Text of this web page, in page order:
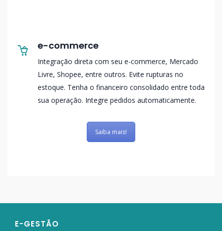
e-commerce
Integração direta com seu e-commerce, Mercado
Livre, Shopee, entre outros. Evite rupturas no
estoque. Tenha o financeiro consolidado entre toda
sua operação. Integre pedidos automaticamente.
Saiba mais!
E-GESTÃO